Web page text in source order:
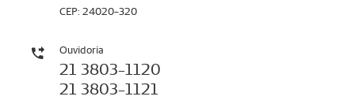
CEP: 24020-320
Ouvidoria
21 3803-1120
21 3803-1121